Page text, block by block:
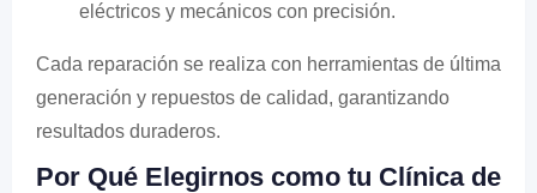
eléctricos y mecánicos con precisión.
Cada reparación se realiza con herramientas de última
generación y repuestos de calidad, garantizando
resultados duraderos.
Por Qué Elegirnos como tu Clínica de